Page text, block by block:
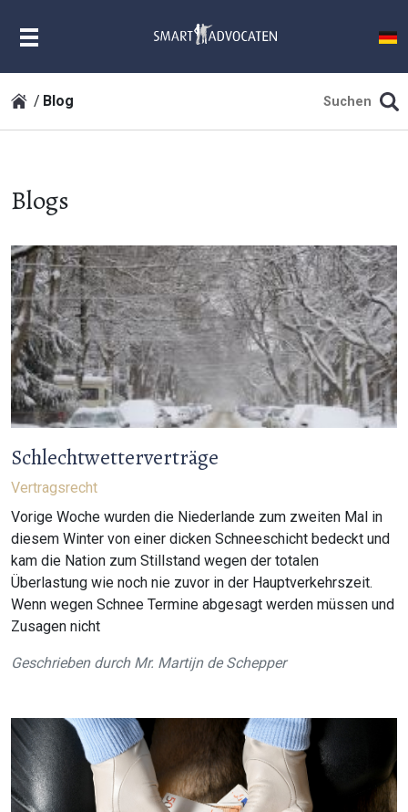
Blog
Blogs
Schlechtwetterverträge
Vertragsrecht
Vorige Woche wurden die Niederlande zum zweiten Mal in
diesem Winter von einer dicken Schneeschicht bedeckt und
kam die Nation zum Stillstand wegen der totalen
Überlastung wie noch nie zuvor in der Hauptverkehrszeit.
Wenn wegen Schnee Termine abgesagt werden müssen und
Zusagen nicht
Geschrieben durch Mr. Martijn de Schepper